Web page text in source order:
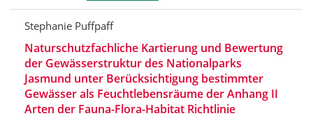
Stephanie Puffpaff
Naturschutzfachliche Kartierung und Bewertung
der Gewässerstruktur des Nationalparks
Jasmund unter Berücksichtigung bestimmter
Gewässer als Feuchtlebensräume der Anhang II
Arten der Fauna-Flora-Habitat Richtlinie